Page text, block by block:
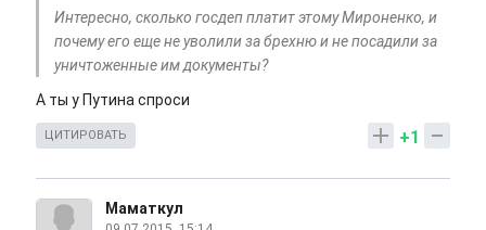
Интересно, сколько госдеп платит этому Мироненко, и
почему его еще не уволили за брехню и не посадили за
уничтоженные им документы?
А ты у Путина спроси
+1
ЦИТИРОВАТЬ
Маматкул